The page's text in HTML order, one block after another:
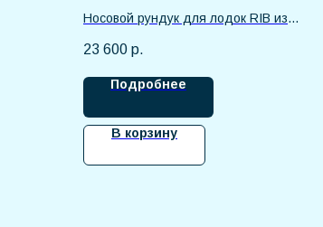
Носовой рундук для лодок RIB из
фурнитурой из нержавеющей стали,
устойчивой к коррозии.
23 600 р.
Подробнее
В корзину